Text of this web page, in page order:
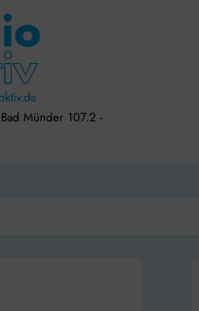
Münder 107.2 -